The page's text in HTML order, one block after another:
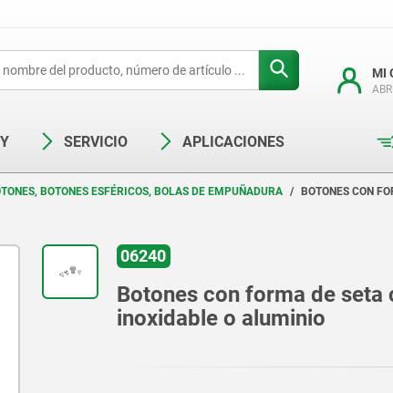
MI
SERVICIO APLICACIONES
BOTONES ESFÉRICOS, BOLAS DE EMPUÑADURA
BOTONES CON
06240
Botones con forma de
inoxidable o aluminio